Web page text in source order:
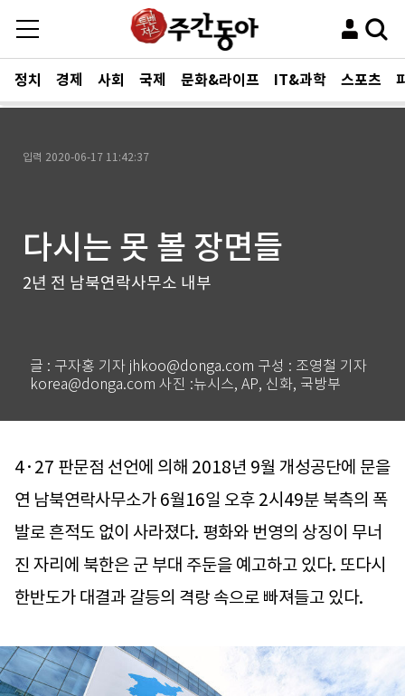
정치 경제 사회 국제 문화&라이프 IT&과학 스포츠
입력 2020-06-17 11:42:37
다시는 못 볼 장면들
2년 전 남북연락사무소 내부
글 : 구자홍 기자 jhkoo@donga.com 구성 : 조영철 기자
korea@donga.com 사진 :뉴시스, AP, 신화, 국방부
4·27 판문점 선언에 의해 2018년 9월 개성공단에 문을
연 남북연락사무소가 6월16일 오후 2시49분 북측의 폭
발로 흔적도 없이 사라졌다. 평화와 번영의 상징이 무너
진 자리에 북한은 군 부대 주둔을 예고하고 있다. 또다시
한반도가 대결과 갈등의 격랑 속으로 빠져들고 있다.